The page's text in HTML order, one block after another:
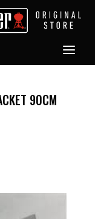
90CM